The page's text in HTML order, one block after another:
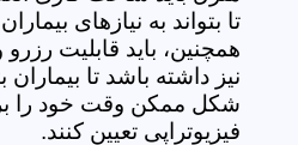
تا بتواند به نیازهای
همچنین، باید قابلیت رزرو
نیز داشته باشد تا بیماران
شکل ممکن وقت خود را
فیزیوتراپی تعیین کنند.